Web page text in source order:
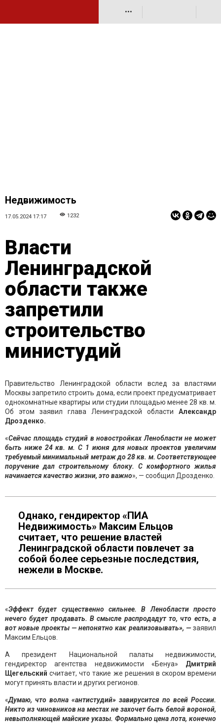
•••
Недвижимость
17.05.2024 17:17 1232
Власти
Ленинградской
области также
запретили
строительство
министудий
Правительство Ленинградской области вслед за властями
Москвы запретило строить дома, если проект предусматривает
однокомнатные квартиры или студии площадью менее 28 кв. м.
Об этом заявил глава Ленинградской области Александр
Дрозденко.
«Сейчас площадь студий в новостройках Ленобласти не может
быть ниже 24 кв. м. С 1 июня для новых проектов увеличим
требуемый минимальный метраж до 28 кв. м. Соответствующее
поручение дал строительному блоку. С комфортного жилья
начинается качество жизни, это важно», — сообщил Дрозденко.
Однако, гендиректор «ПИА
Недвижимость» Максим Ельцов
считает, что решение властей
Ленинградской области повлечет за
собой более серьезные последствия,
нежели в Москве.
«Эффект будет существенно сильнее. В Ленобласти просто
нечего будет продавать. В смысле распродадут то, что есть, а
вот новые проекты — непонятно как реализовывать», —заявил
Максим Ельцов.
А президент Национальной палаты недвижимости,
гендиректор агентства недвижимости «Бенуа» Дмитрий
Щегельский считает, что такие же решения в скором времени
могут принять власти и других регионов.
«Думаю, что волна «антистудий» завирусится по всей России.
Никто из чиновников на местах не захочет быть белой вороной,
невыполняющей майские указы. Формально цена лота, конечно